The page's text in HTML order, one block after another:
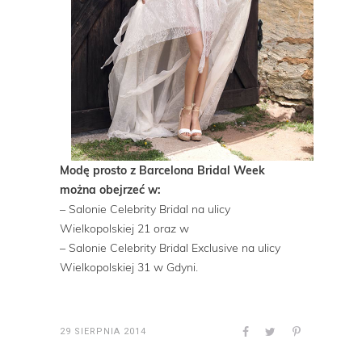
Modę prosto z Barcelona Bridal Week
można obejrzeć w:
– Salonie Celebrity Bridal na ulicy
Wielkopolskiej 21 oraz w
– Salonie Celebrity Bridal Exclusive na ulicy
Wielkopolskiej 31 w Gdyni.
29 SIERPNIA 2014